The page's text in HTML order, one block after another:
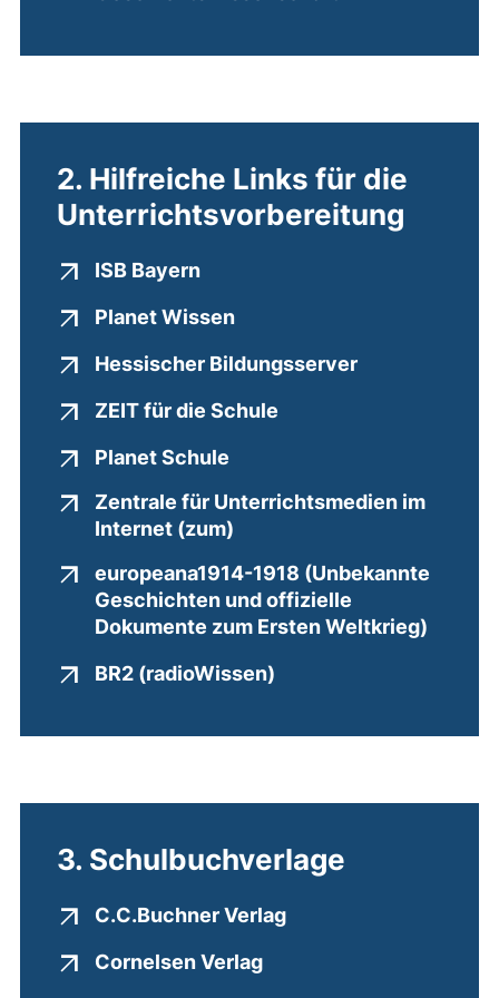
2. Hilfreiche Links für die
Unterrichtsvorbereitung
ISB Bayern(externer Link, öffnet neues
Planet Wissen(externer Link, öffnet
Hessischer Bildungsserver(externer
ZEIT für die Schule
Planet Schule
Zentrale für Unterrichtsmedien im
Internet (zum)
europeana1914-1918 (Unbekannte
Geschichten und offizielle
Dokumente zum Ersten Weltkrieg)
BR2 (radioWissen)
3. Schulbuchverlage
C.C.Buchner Verlag(externer Link, öffnet
Cornelsen Verlag(externer Link, öffnet